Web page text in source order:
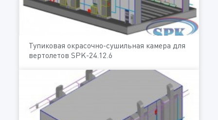
Тупиковая окрасочно-сушильная камера для
вертолетов SPK-24.12.6